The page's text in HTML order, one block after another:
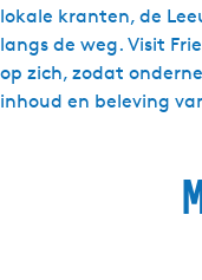
lokale kranten, de
langs de weg. Visit
op zich, zodat
inhoud en beleving